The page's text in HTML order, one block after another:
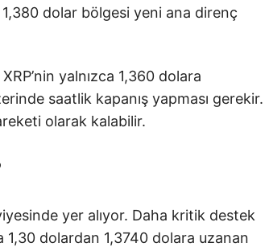
1,380 dolar bölgesi yeni ana direnç
yalnızca 1,360 dolara
saatlik kapanış yapması gerekir.
olarak kalabilir.
yer alıyor. Daha kritik destek
1,30 dolardan 1,3740 dolara uzanan